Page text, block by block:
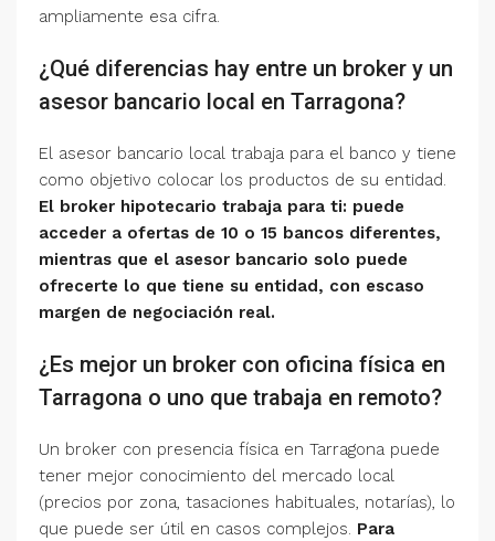
ampliamente esa cifra.
¿Qué diferencias hay entre un broker y un
asesor bancario local en Tarragona?
El asesor bancario local trabaja para el banco y tiene
como objetivo colocar los productos de su entidad.
El broker hipotecario trabaja para ti: puede
acceder a ofertas de 10 o 15 bancos diferentes,
mientras que el asesor bancario solo puede
ofrecerte lo que tiene su entidad, con escaso
margen de negociación real.
¿Es mejor un broker con oficina física en
Tarragona o uno que trabaja en remoto?
Un broker con presencia física en Tarragona puede
tener mejor conocimiento del mercado local
(precios por zona, tasaciones habituales, notarías), lo
que puede ser útil en casos complejos. Para